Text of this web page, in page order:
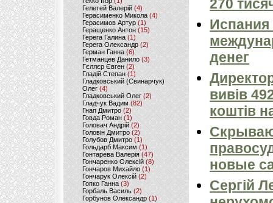
Гелетей Валерій (4)
Герасименко Микола (4)
Герасимов Артур (1)
Геращенко Антон(15)
Герега Галина (1)
Герега Олександр (2)
Герман Ганна (6)
Гетманцев Данило (3)
Гєллєр Євген (2)
Гладій Степан(1)
Гладковський (Свинарчук)
Олег (4)
Гладковський Олег (2)
Гладчук Вадим (82)
Гнап Дмитро (2)
Говда Роман(1)
Головач Андрій (2)
Головін Дмитро (2)
Голубов Дмитро (1)
Гольдарб Максим(1)
Гонтарева Валерія (47)
Гончаренко Олексій(8)
Гончаров Михайло (1)
Гончарук Олексій (2)
Гопко Ганна (3)
Горбаль Василь (2)
Горбунов Олександр (1)
270
денег
вивів
коштів
новые
Сергій